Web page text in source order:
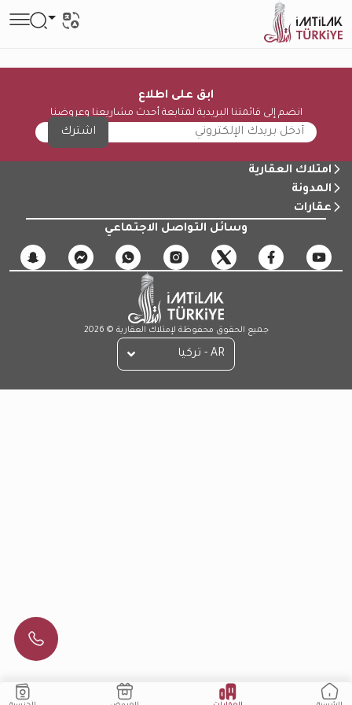
ابق على اطلاع
انضم إلى قائمتنا البريدية لمتابعة أحدث مشاريعنا وعروضنا
اشترك
امتلاك العقارية
المدونة
عقارات
وسائل التواصل الاجتماعي
جميع الحقوق محفوظة لإمتلاك العقارية © 2026
AR - تركيا